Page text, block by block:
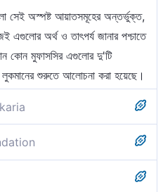
সেই অস্পষ্ট আয়াতসমূহের অন্তর্ভুক্ত,
এগুলোর অর্থ ও তাৎপর্য জানার পশ্চাতে
কোন মুফাসসির এগুলোর দু'টি
লুকমানের শুরুতে আলোচনা করা হয়েছে।